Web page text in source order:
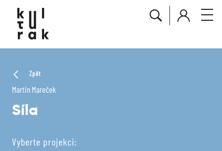
Zpět
Martin Mareček
Síla
Vyberte projekci: